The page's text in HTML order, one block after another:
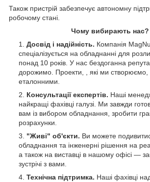
Також пристрій забезпечує автономну
робочому стані.
Чому вибирають нас?
Досвід і надійність. Компанія
спеціалізується на обладнанні для
понад 10 років. У нас бездоганна
дорожимо. Проекти, , які ми створюємо,
еталонними.
Консультації експертів. Наші
найкращі фахівці галузі. Ми завжди
вам із вибором обладнання, зробити
розрахунки.
"Живі" об'єкти. Ви можете
обладнання та інженерні рішення на
а також на виставці в нашому офісі —
зустрічі з вами.
Технічна підтримка. Наші фахівці